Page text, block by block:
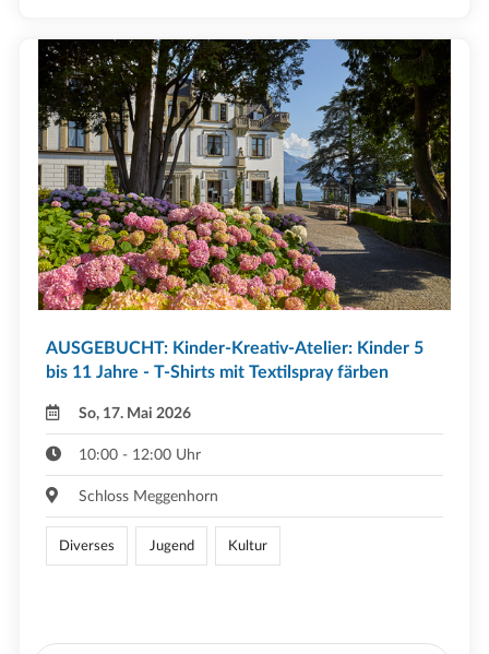
AUSGEBUCHT: Kinder-Kreativ-Atelier: Kinder 5
bis 11 Jahre - T-Shirts mit Textilspray färben
So, 17. Mai 2026
10:00 - 12:00 Uhr
Schloss Meggenhorn
Diverses Jugend Kultur